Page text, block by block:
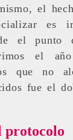
el
es
el punto
el
que no
fue el
protocolo